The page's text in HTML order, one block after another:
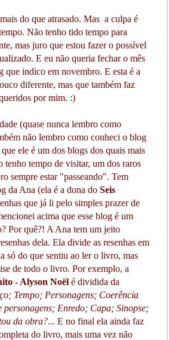
do que atrasado. Mas a culpa é
Não tenho tido tempo para
mas juro que estou fazer o possível
E eu não queria fechar o mês
que indico em novembro. E esta é a
diferente, mas que também faz
por mim. :)
(quase nunca lembro como
não lembro como conheci o blog
ele é um dos blogs dos quais mais
tenho tempo de visitar, um dos raros
sempre estar "passeando". Tem
da Ana (ela é a dona do Seis
que já li pelo simples prazer de
acima que esse blog é um
Por quê?! A Ana tem um jeito
dela. Ela divide as resenhas em
só do que sentiu ao ler o livro, mas
de todo o livro. Por exemplo, a
- Alyson Noëlé dividida da
Tempo; Personagens; Coerência
personagens; Enredo; Capa; Sinopse;
da obra?... E no final ela ainda faz
do livro, mais uma vez não